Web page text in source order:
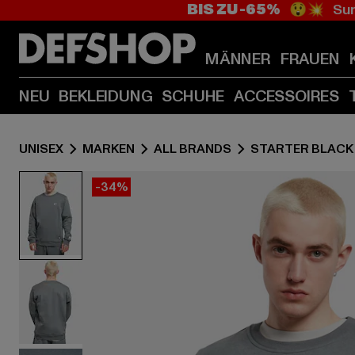
BIS ZU -65% 😲💥
MÄNNER FRAUEN
NEU BEKLEIDUNG SCHUHE ACCESSOIRES
UNISEX MARKEN ALL BRANDS STARTER
-34%